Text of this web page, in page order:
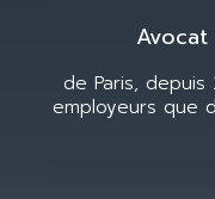
de Paris, depuis
employeurs que